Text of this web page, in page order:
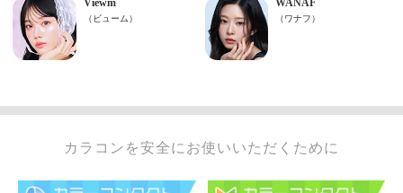
カラコンを安全にお使いいただくために